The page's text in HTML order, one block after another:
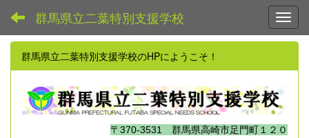
群馬県立二葉特別支援学校
群馬県立二葉特別支援学校のHPにようこそ！
〒370-3531 群馬県高崎市足門町１２０